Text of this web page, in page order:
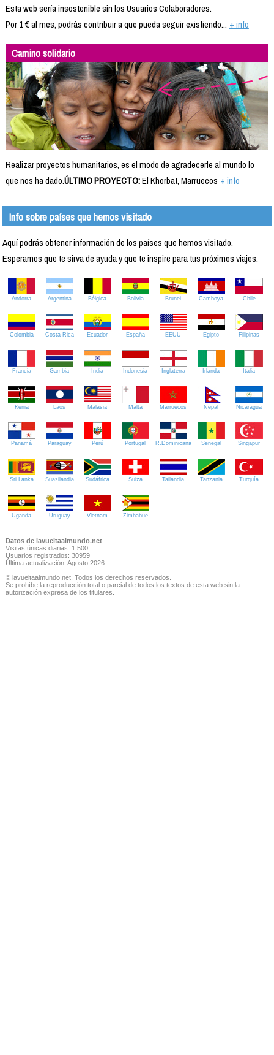
Esta web sería insostenible sin los Usuarios Colaboradores.
Por 1 € al mes, podrás contribuir a que pueda seguir existiendo... + info
Camino solidario
Realizar proyectos humanitarios, es el modo de agradecerle al mundo lo
que nos ha dado.ÚLTIMO PROYECTO:El Khorbat, Marruecos + info
Info sobre países que hemos visitado
Aquí podrás obtener información de los países que hemos visitado.
Esperamos que te sirva de ayuda y que te inspire para tus próximos viajes.
Andorra Argentina Bélgica Bolivia Brunei Camboya Chile
Colombia Costa Rica Ecuador España EEUU Egipto Filipinas
Francia Gambia India Indonesia Inglaterra Irlanda Italia
Kenia Laos Malasia Malta Marruecos Nepal Nicaragua
Panamá Paraguay Perú Portugal R.Dominicana Senegal Singapur
Sri Lanka Suazilandia Sudáfrica Suiza Tailandia Tanzania Turquía
Uganda Uruguay Vietnam Zimbabue
Datos de lavueltaalmundo.net
Visitas únicas diarias: 1.500
Usuarios registrados: 30959
Última actualización: Agosto 2026
© lavueltaalmundo.net. Todos los derechos reservados.
Se prohíbe la reproducción total o parcial de todos los textos de esta web sin la
autorización expresa de los titulares.